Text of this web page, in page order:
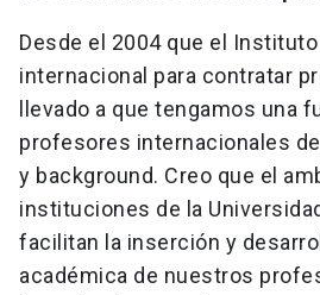
Desde el 2004 que el
internacional para contratar
llevado a que tengamos una
profesores internacionales
y background. Creo que el
instituciones de la
facilitan la inserción y
académica de nuestros